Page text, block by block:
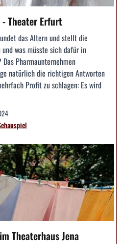
Theater Erfurt
das Altern und stellt die
was müsste sich dafür in
Pharmaunternehmen
natürlich die richtigen Antworten
Profit zu schlagen: Es wird
Theaterhaus Jena